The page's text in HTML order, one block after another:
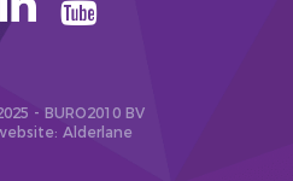
- BURO2010 BV
: Alderlane